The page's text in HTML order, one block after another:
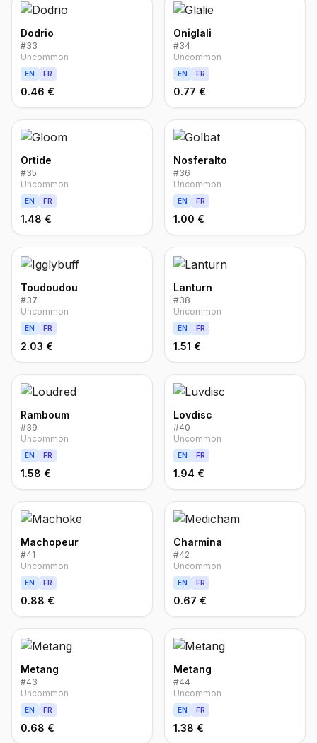
Dodrio
#33
Uncommon
EN FR
0.46 €
Oniglali
#34
Uncommon
EN FR
0.77 €
Ortide
#35
Uncommon
EN FR
1.48 €
Nosferalto
#36
Uncommon
EN FR
1.00 €
Toudoudou
#37
Uncommon
EN FR
2.03 €
Lanturn
#38
Uncommon
EN FR
1.51 €
Ramboum
#39
Uncommon
EN FR
1.58 €
Lovdisc
#40
Uncommon
EN FR
1.94 €
Machopeur
#41
Uncommon
EN FR
0.88 €
Charmina
#42
Uncommon
EN FR
0.67 €
Metang
#43
Uncommon
EN FR
0.68 €
Metang
#44
Uncommon
EN FR
1.38 €